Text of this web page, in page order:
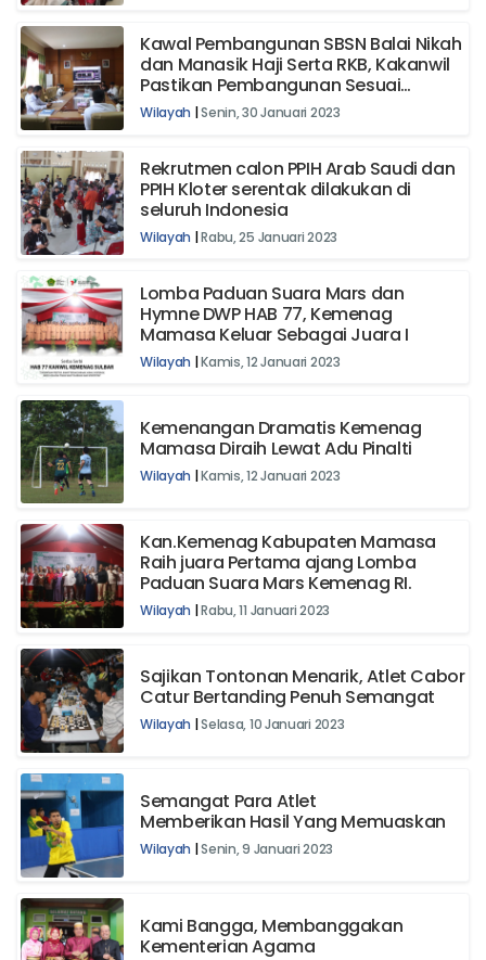
Kawal Pembangunan SBSN Balai Nikah
dan Manasik Haji Serta RKB, Kakanwil
Pastikan Pembangunan Sesuai
Rancangan
Wilayah |Senin, 30 Januari 2023
Rekrutmen calon PPIH Arab Saudi dan
PPIH Kloter serentak dilakukan di
seluruh Indonesia
Wilayah |Rabu, 25 Januari 2023
Lomba Paduan Suara Mars dan
Hymne DWP HAB 77, Kemenag
Mamasa Keluar Sebagai Juara I
Wilayah |Kamis, 12 Januari 2023
Kemenangan Dramatis Kemenag
Mamasa Diraih Lewat Adu Pinalti
Wilayah |Kamis, 12 Januari 2023
Kan.Kemenag Kabupaten Mamasa
Raih juara Pertama ajang Lomba
Paduan Suara Mars Kemenag RI.
Wilayah |Rabu, 11 Januari 2023
Sajikan Tontonan Menarik, Atlet Cabor
Catur Bertanding Penuh Semangat
Wilayah |Selasa, 10 Januari 2023
Semangat Para Atlet
Memberikan Hasil Yang Memuaskan
Wilayah |Senin, 9 Januari 2023
Kami Bangga, Membanggakan
Kementerian Agama